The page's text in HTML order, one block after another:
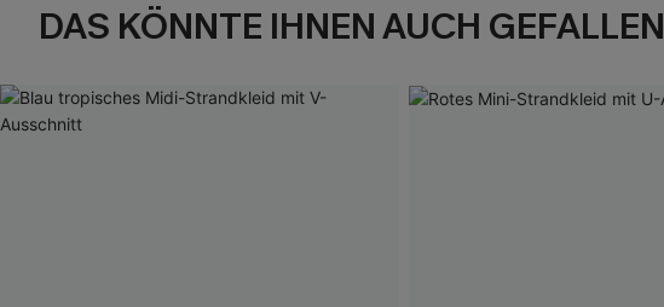
DAS KÖNNTE IHNEN AUCH GEFALLEN